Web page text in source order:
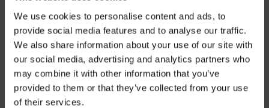
We use cookies to personalise content and ads, to
provide social media features and to analyse our traffic.
We also share information about your use of our site with
our social media, advertising and analytics partners who
may combine it with other information that you’ve
provided to them or that they’ve collected from your use
of their services.